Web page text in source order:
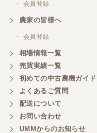
三重県／
嫌な顔をせずに一
感謝しています。
もよろしくお願い
三重県／
初めてコンバイン
明るい方に担当し
てとても嬉しかっ
・ 会員登録
農家の皆様へ
・ 会員登録
相場情報一覧
売買実績一覧
初めての中古農機ガイド
よくあるご質問
配送について
お問い合わせ
UMMからのお知らせ